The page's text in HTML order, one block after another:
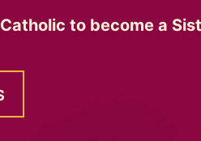
to become a